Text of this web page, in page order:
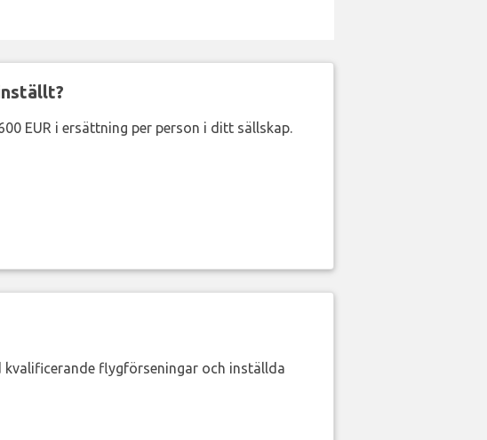
EUR i ersättning per person i ditt sällskap.
kvalificerande flygförseningar och inställda